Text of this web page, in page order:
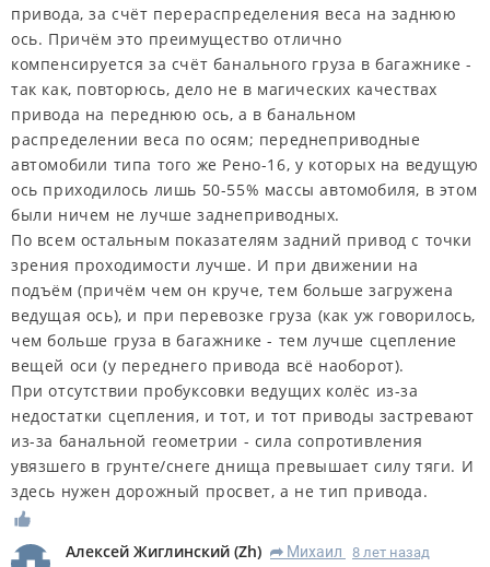
привода, за счёт перераспределения веса на заднюю
ось. Причём это преимущество отлично
компенсируется за счёт банального груза в багажнике -
так как, повторюсь, дело не в магических качествах
привода на переднюю ось, а в банальном
распределении веса по осям; переднеприводные
автомобили типа того же Рено-16, у которых на ведущую
ось приходилось лишь 50-55% массы автомобиля, в этом
были ничем не лучше заднеприводных.
По всем остальным показателям задний привод с точки
зрения проходимости лучше. И при движении на
подъём (причём чем он круче, тем больше загружена
ведущая ось), и при перевозке груза (как уж говорилось,
чем больше груза в багажнике - тем лучше сцепление
вещей оси (у переднего привода всё наоборот).
При отсутствии пробуксовки ведущих колёс из-за
недостатки сцепления, и тот, и тот приводы застревают
из-за банальной геометрии - сила сопротивления
увязшего в грунте/снеге днища превышает силу тяги. И
здесь нужен дорожный просвет, а не тип привода.
Алексей Жиглинский (Zh) R Михаил 8 лет назад